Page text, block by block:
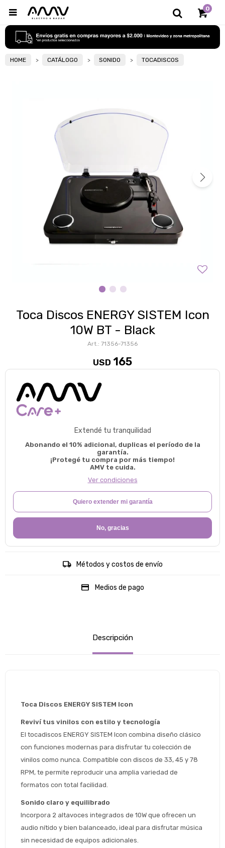
0

HOME CATÁLOGO SONIDO TOCADISCOS
Toca Discos ENERGY SISTEM Icon
10W BT - Black
71356-71356
USD 165
Extendé tu tranquilidad
Abonando el 10% adicional, duplicas el período de la
garantía.
¡Protegé tu compra por más tiempo!
AMV te cuida.
Ver condiciones
Quiero extender mi garantía
No, gracias
Métodos y costos de envío
Medios de pago
Descripción
Toca Discos ENERGY SISTEM Icon
Reviví tus vinilos con estilo y tecnología
El tocadiscos ENERGY SISTEM Icon combina diseño clásico
con funciones modernas para disfrutar tu colección de
vinilos como nunca. Compatible con discos de 33, 45 y 78
RPM, te permite reproducir una amplia variedad de
formatos con total facilidad.
Sonido claro y equilibrado
Incorpora 2 altavoces integrados de 10W que ofrecen un
audio nítido y bien balanceado, ideal para disfrutar música
sin necesidad de equipos adicionales.
* sujeto aprobación crediticia
Estimado/a